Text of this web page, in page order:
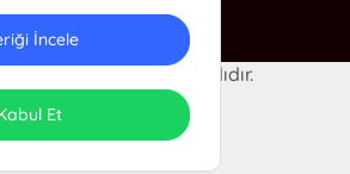
Her hakkı saklıdır.
& Uygulama
İncele
Et